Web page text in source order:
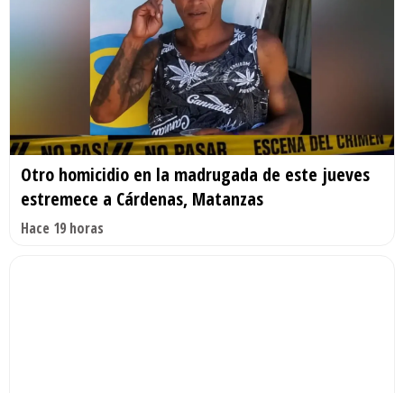
Otro homicidio en la madrugada de este jueves
estremece a Cárdenas, Matanzas
Hace 19 horas